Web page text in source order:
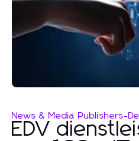
News & Media Publishers-
EDV